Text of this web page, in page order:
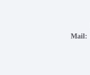
Mail: